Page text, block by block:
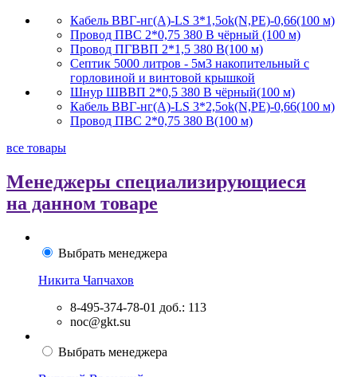
Кабель ВВГ-нг(А)-LS 3*1,5ok(N,PE)-0,66(100 м)
Провод ПВС 2*0,75 380 В чёрный (100 м)
Провод ПГВВП 2*1,5 380 В(100 м)
Септик 5000 литров - 5м3 накопительный с
горловиной и винтовой крышкой
Шнур ШВВП 2*0,5 380 В чёрный(100 м)
Кабель ВВГ-нг(А)-LS 3*2,5ok(N,PE)-0,66(100 м)
Провод ПВС 2*0,75 380 В(100 м)
все товары
Менеджеры специализирующиеся
на данном товаре
Выбрать менеджера
Никита Чапчахов
8-495-374-78-01 доб.: 113
noc@gkt.su
Выбрать менеджера